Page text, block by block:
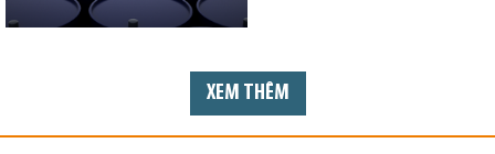
XEM THÊM